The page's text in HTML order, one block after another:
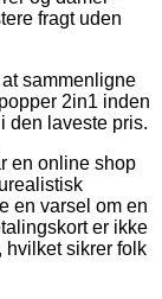
fragt uden
sammenligne
2in1 inden
den laveste pris.
en online shop
en varsel om en
er ikke
hvilket sikrer folk